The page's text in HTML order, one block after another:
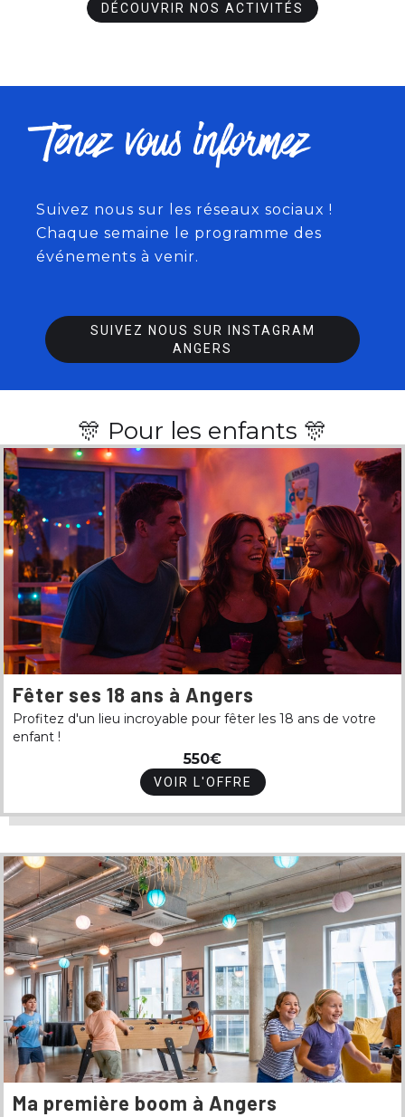
DÉCOUVRIR NOS ACTIVITÉS
Tenez vous informez
Suivez nous sur les réseaux sociaux !
Chaque semaine le programme des
événements à venir.
SUIVEZ NOUS SUR INSTAGRAM
ANGERS
🎊 Pour les enfants 🎊
Fêter ses 18 ans à Angers
Profitez d'un lieu incroyable pour fêter les 18 ans de votre
enfant !
550€
VOIR L'OFFRE
Ma première boom à Angers